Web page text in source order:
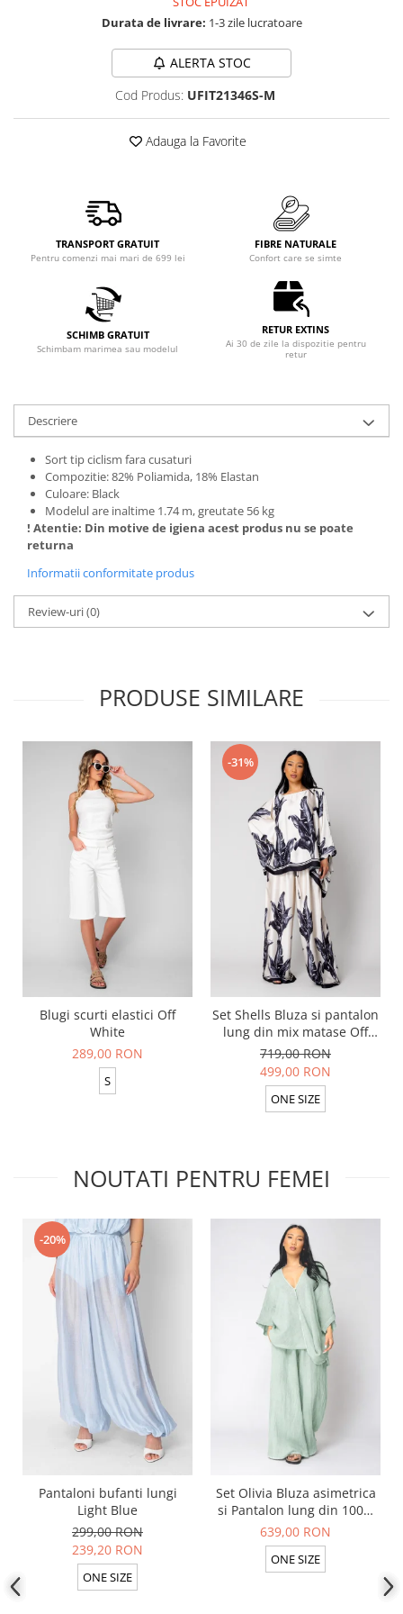
Durata de livrare: 1-3 zile lucratoare
ALERTA STOC
Cod Produs: UFIT21346S-M
Adauga la Favorite
TRANSPORT GRATUIT
Pentru comenzi mai mari de 699 lei
FIBRE NATURALE
Confort care se simte
SCHIMB GRATUIT
Schimbam marimea sau modelul
RETUR EXTINS
Ai 30 de zile la dispozitie pentru
retur
Descriere
Sort tip ciclism fara cusaturi
Compozitie: 82% Poliamida, 18% Elastan
Culoare: Black
Modelul are inaltime 1.74 m, greutate 56 kg
! Atentie: Din motive de igiena acest produs nu se poate
returna
Informatii conformitate produs
Review-uri(0)
PRODUSE SIMILARE
Blugi scurti elastici Off
White
289,00 RON
S
-31%
Set Shells Bluza si pantalon
lung din mix matase Off
White/ Black
719,00 RON
499,00 RON
ONE SIZE
NOUTATI PENTRU FEMEI
-20%
Pantaloni bufanti lungi
Light Blue
299,00 RON
239,20 RON
ONE SIZE
Set Olivia Bluza asimetrica
si Pantalon lung din 100%
in Light Olive
639,00 RON
ONE SIZE